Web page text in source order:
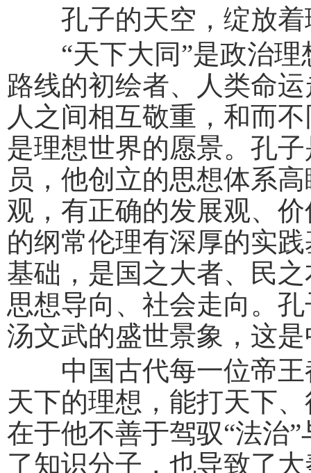
孔子的天空，绽放着
“天下大同”是政治理
路线的初绘者、人类命
人之间相互敬重，和而
是理想世界的愿景。孔
员，他创立的思想体系
观，有正确的发展观、
的纲常伦理有深厚的实
基础，是国之大者、民
思想导向、社会走向。
汤文武的盛世景象，这
中国古代每一位帝王
天下的理想，能打天下
在于他不善于驾驭“法治
了知识分子，也导致了